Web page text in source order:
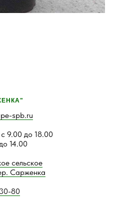
spb.ru
9.00 до 18.00
14.00
сельское
Сарженка
80